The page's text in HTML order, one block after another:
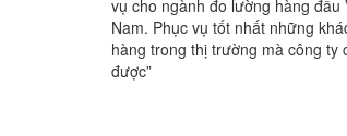
vụ cho ngành đo lường hàng đầu
Nam. Phục vụ tốt nhất những
hàng trong thị trường mà công ty
được”